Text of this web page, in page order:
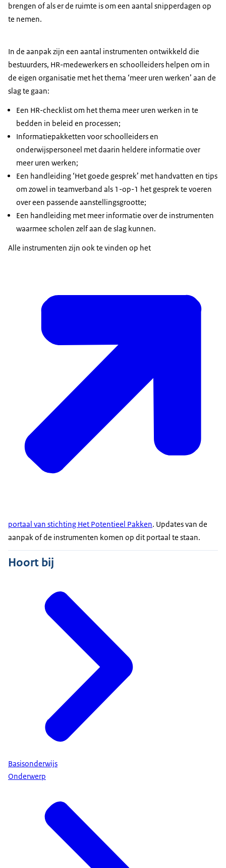
brengen of als er de ruimte is om een aantal snipperdagen op
te nemen.
In de aanpak zijn een aantal instrumenten ontwikkeld die
bestuurders, HR-medewerkers en schoolleiders helpen om in
de eigen organisatie met het thema ‘meer uren werken’ aan de
slag te gaan:
Een HR-checklist om het thema meer uren werken in te
bedden in beleid en processen;
Informatiepakketten voor schoolleiders en
onderwijspersoneel met daarin heldere informatie over
meer uren werken;
Een handleiding ‘Het goede gesprek’ met handvatten en tips
om zowel in teamverband als 1-op-1 het gesprek te voeren
over een passende aanstellingsgrootte;
Een handleiding met meer informatie over de instrumenten
waarmee scholen zelf aan de slag kunnen.
Alle instrumenten zijn ook te vinden op het
portaal van stichting Het Potentieel Pakken. Updates van de
aanpak of de instrumenten komen op dit portaal te staan.
Hoort bij
Basisonderwijs
Onderwerp